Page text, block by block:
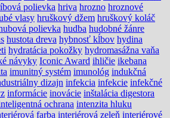
polievka hriva hrozno hroznové
vlasy hruškový džem hruškový koláč
polievka hudba hudobné žánre
hustota dreva hybnosť kĺbov hydina
hydratácia pokožky hydromasážna vaňa
návyky Iconic Award ihličie ikebana
imunitný systém imunológ indukčná
dizajn infekcia infekcie infekčné
informácie inovácie inštalácia digestora
ochrana intenzita hluku
farba interiérová zeleň interiérové